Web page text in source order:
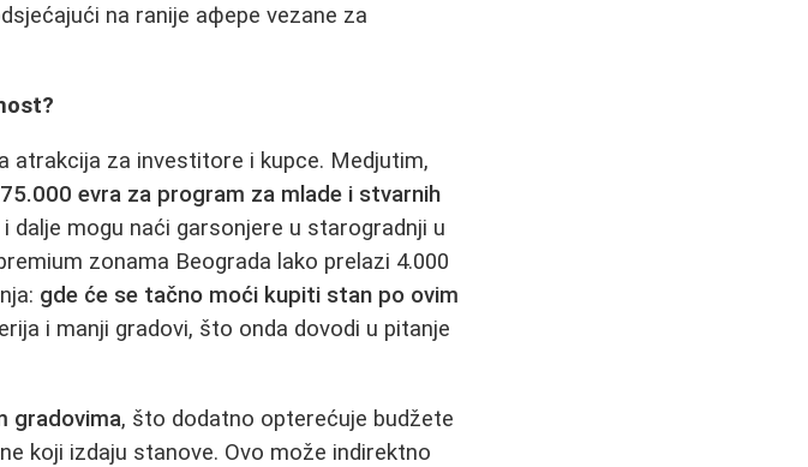
na ranije aфере vezane za
atrakcija za investitore i kupce. Medjutim,
evra za program za mlade i stvarnih
dalje mogu naći garsonjere u starogradnji u
zonama Beograda lako prelazi 4.000
gde će se tačno moći kupiti stan po ovim
i manji gradovi, što onda dovodi u pitanje
gradovima, što dodatno opterećuje budžete
koji izdaju stanove. Ovo može indirektno